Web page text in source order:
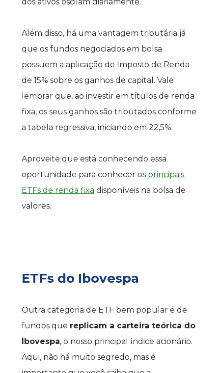
Além disso, há uma vantagem tributária já
que os fundos negociados em bolsa
possuem a aplicação de Imposto de Renda
de 15% sobre os ganhos de capital. Vale
lembrar que, ao investir em títulos de renda
fixa, os seus ganhos são tributados conforme
a tabela regressiva, iniciando em 22,5%.
Aproveite que está conhecendo essa
oportunidade para conhecer os principais
ETFs de renda fixa disponíveis na bolsa de
valores.
ETFs do Ibovespa
Outra categoria de ETF bem popular é de
fundos que replicam a carteira teórica do
Ibovespa, o nosso principal índice acionário.
Aqui, não há muito segredo, mas é